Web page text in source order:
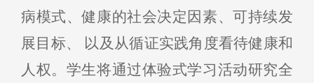
病模式、健康的社会决定因素、可持续发
展目标、
以及从循证实践角度看待健康和
人权。学生将通过体验式学习活动研究全